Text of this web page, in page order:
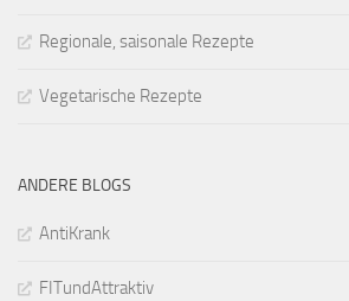
Regionale, saisonale Rezepte
Vegetarische Rezepte
ANDERE BLOGS
AntiKrank
FITundAttraktiv